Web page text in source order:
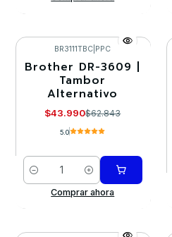
-30%
BR3111TBC PPC
Brother DR-3609 |
Tambor
Alternativo
$43.990$62.843
5.0
Cantidad
Comprar ahora